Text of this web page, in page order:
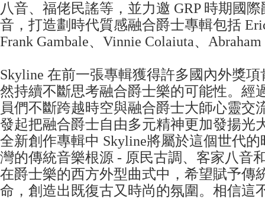
八音、福佬民謠等，並力邀 GRP 時期國
音，打造劃時代質感融合爵士專輯包括
Frank Gambale、Vinnie Colaiuta、
Skyline 在前一張專輯獲得許多國內外獎
然持續不斷思考融合爵士樂的可能性。經
員們不斷跨越時空與融合爵士大師心靈交
發起把融合爵士自由多元精神更加發揚光
全新創作專輯中 Skyline將屬於這個世代
灣的傳統音樂根源 - 原民古調、客家八音
在爵士樂的西方外型曲式中，希望賦予傳
命，創造出既復古又時尚的氛圍。相信這